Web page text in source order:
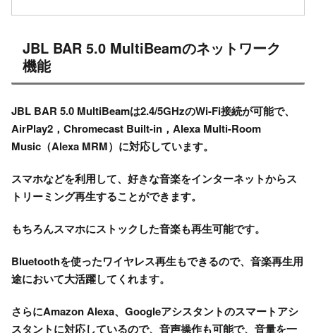
JBL BAR 5.0 MultiBeamのネットワーク
機能
JBL BAR 5.0 MultiBeamは2.4/5GHzのWi-Fi接続が可能で、
AirPlay2，Chromecast Built-in，Alexa Multi-Room
Music（Alexa MRM）に対応しています。
スマホなどを利用して、好きな音楽をインターネットからス
トリーミング再生することができます。
もちろんスマホにストックした音楽も再生可能です。
Bluetoothを使ったワイヤレス再生もできるので、音楽再生用
途において大活躍してくれます。
さらにAmazon Alexa、Googleアシスタントのスマートアシ
スタントに対応しているので、音声操作も可能で、音量を一